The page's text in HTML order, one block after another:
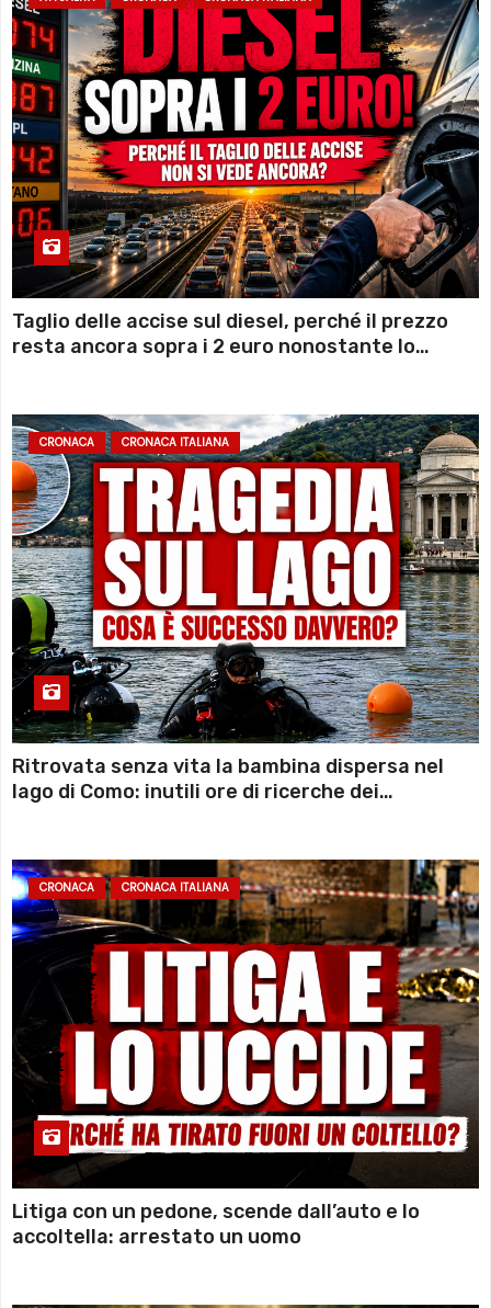
Taglio delle accise sul diesel, perché il prezzo
resta ancora sopra i 2 euro nonostante lo
CRONACA CRONACA ITALIANA
Ritrovata senza vita la bambina dispersa nel
lago di Como: inutili ore di ricerche dei
CRONACA CRONACA ITALIANA
Litiga con un pedone, scende dall’auto e lo
accoltella: arrestato un uomo